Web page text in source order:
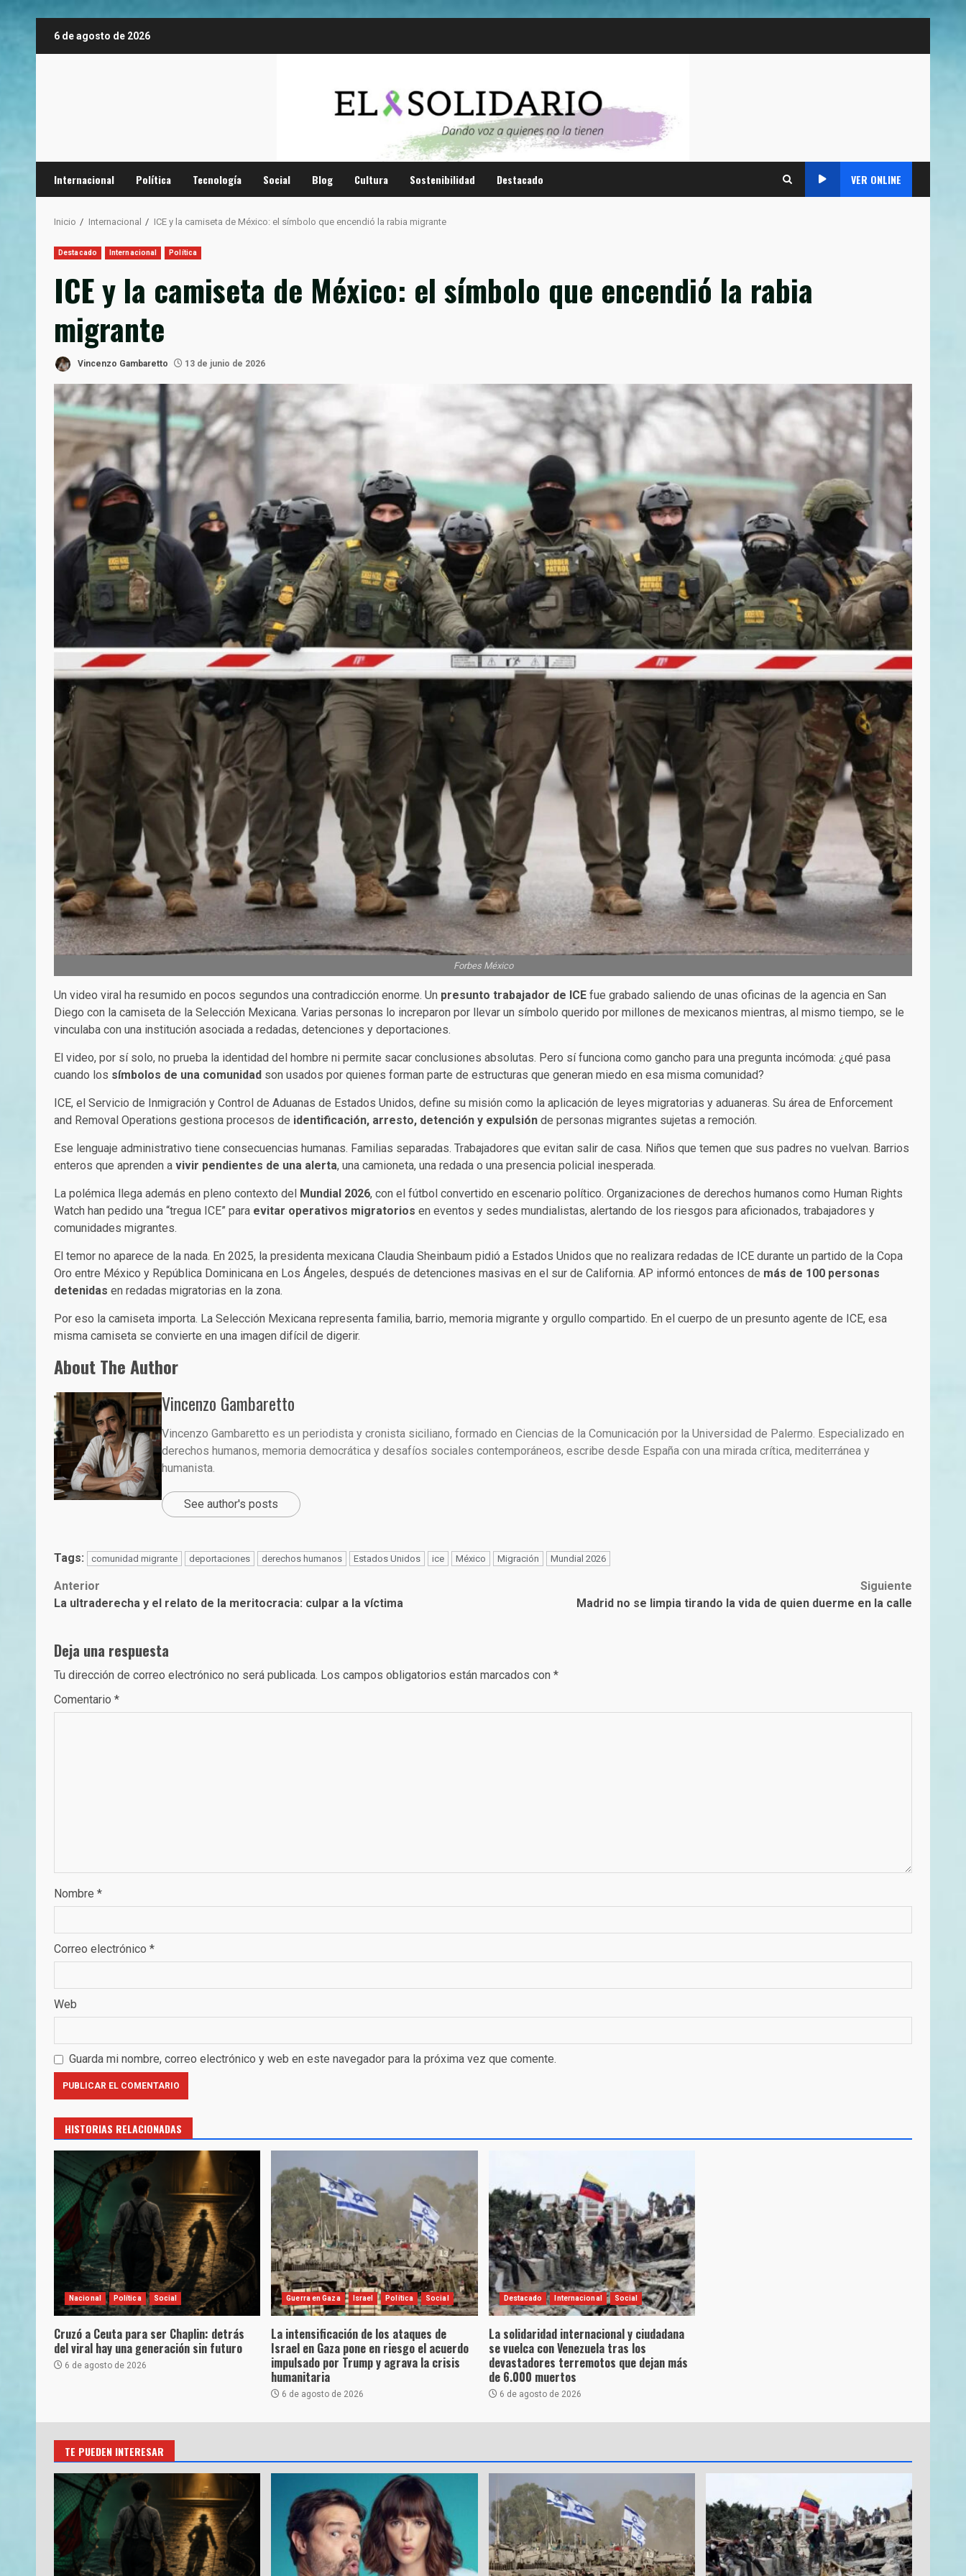
6 de agosto de 2026
Internacional Política Tecnología Social Blog Cultura Sostenibilidad Destacado VER ONLINE
Inicio Internacional ICE y la camiseta de México: el símbolo que encendió la rabia migrante
Destacado Internacional Política
ICE y la camiseta de México: el símbolo que encendió la rabia
migrante
Vincenzo Gambaretto 13 de junio de 2026
Forbes México
Un video viral ha resumido en pocos segundos una contradicción enorme. Un presunto trabajador de ICE fue grabado saliendo de unas oficinas de la agencia en San
Diego con la camiseta de la Selección Mexicana. Varias personas lo increparon por llevar un símbolo querido por millones de mexicanos mientras, al mismo tiempo, se le
vinculaba con una institución asociada a redadas, detenciones y deportaciones.
El video, por sí solo, no prueba la identidad del hombre ni permite sacar conclusiones absolutas. Pero sí funciona como gancho para una pregunta incómoda: ¿qué pasa
cuando los símbolos de una comunidad son usados por quienes forman parte de estructuras que generan miedo en esa misma comunidad?
ICE, el Servicio de Inmigración y Control de Aduanas de Estados Unidos, define su misión como la aplicación de leyes migratorias y aduaneras. Su área de Enforcement
and Removal Operations gestiona procesos de identificación, arresto, detención y expulsión de personas migrantes sujetas a remoción.
Ese lenguaje administrativo tiene consecuencias humanas. Familias separadas. Trabajadores que evitan salir de casa. Niños que temen que sus padres no vuelvan. Barrios
enteros que aprenden a vivir pendientes de una alerta, una camioneta, una redada o una presencia policial inesperada.
La polémica llega además en pleno contexto del Mundial 2026, con el fútbol convertido en escenario político. Organizaciones de derechos humanos como Human Rights
Watch han pedido una “tregua ICE” para evitar operativos migratorios en eventos y sedes mundialistas, alertando de los riesgos para aficionados, trabajadores y
comunidades migrantes.
El temor no aparece de la nada. En 2025, la presidenta mexicana Claudia Sheinbaum pidió a Estados Unidos que no realizara redadas de ICE durante un partido de la Copa
Oro entre México y República Dominicana en Los Ángeles, después de detenciones masivas en el sur de California. AP informó entonces de más de 100 personas
detenidas en redadas migratorias en la zona.
Por eso la camiseta importa. La Selección Mexicana representa familia, barrio, memoria migrante y orgullo compartido. En el cuerpo de un presunto agente de ICE, esa
misma camiseta se convierte en una imagen difícil de digerir.
About The Author
Vincenzo Gambaretto
Vincenzo Gambaretto es un periodista y cronista siciliano, formado en Ciencias de la Comunicación por la Universidad de Palermo. Especializado en
derechos humanos, memoria democrática y desafíos sociales contemporáneos, escribe desde España con una mirada crítica, mediterránea y
humanista.
See author's posts
Tags: comunidad migrante deportaciones derechos humanos Estados Unidos ice México Migración Mundial 2026
Post
navigation
Anterior
La ultraderecha y el relato de la meritocracia: culpar a la víctima
Siguiente
Madrid no se limpia tirando la vida de quien duerme en la calle
Deja una respuesta
Tu dirección de correo electrónico no será publicada. Los campos obligatorios están marcados con *
Comentario *
Nombre *
Correo electrónico *
Web
Guarda mi nombre, correo electrónico y web en este navegador para la próxima vez que comente.
HISTORIAS RELACIONADAS
Nacional Política Social
Cruzó a Ceuta para ser Chaplin: detrás
del viral hay una generación sin futuro
6 de agosto de 2026
Guerra en Gaza Israel Política Social
La intensificación de los ataques de
Israel en Gaza pone en riesgo el acuerdo
impulsado por Trump y agrava la crisis
humanitaria
6 de agosto de 2026
Destacado Internacional Social
La solidaridad internacional y ciudadana
se vuelca con Venezuela tras los
devastadores terremotos que dejan más
de 6.000 muertos
6 de agosto de 2026
TE PUEDEN INTERESAR